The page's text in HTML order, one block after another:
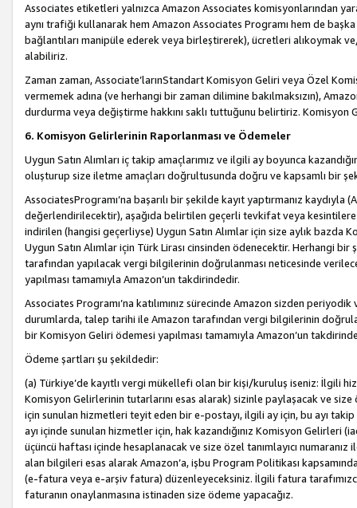
Associates etiketleri yalnızca Amazon Associates komisyonlarından
aynı trafiği kullanarak hem Amazon Associates Programı hem de
bağlantıları manipüle ederek veya birleştirerek), ücretleri alıkoymak
alabiliriz.
Zaman zaman, Associate’larınStandart Komisyon Geliri veya Özel
vermemek adına (ve herhangi bir zaman dilimine bakılmaksızın),
durdurma veya değiştirme hakkını saklı tuttuğunu belirtiriz. Komisyon
6. Komisyon Gelirlerinin Raporlanması ve Ödemeler
Uygun Satın Alımları iç takip amaçlarımız ve ilgili ay boyunca
oluşturup size iletme amaçları doğrultusunda doğru ve kapsamlı bir
AssociatesProgramı’na başarılı bir şekilde kayıt yaptırmanız
değerlendirilecektir), aşağıda belirtilen geçerli tevkifat veya
indirilen (hangisi geçerliyse) Uygun Satın Alımlar için size aylık
Uygun Satın Alımlar için Türk Lirası cinsinden ödenecektir. Herhangi
tarafından yapılacak vergi bilgilerinin doğrulanması neticesinde
yapılması tamamıyla Amazon’un takdirindedir.
Associates Programı’na katılımınız sürecinde Amazon sizden
durumlarda, talep tarihi ile Amazon tarafından vergi bilgilerinin
bir Komisyon Geliri ödemesi yapılması tamamıyla Amazon’un
Ödeme şartları şu şekildedir:
(a) Türkiye’de kayıtlı vergi mükellefi olan bir kişi/kuruluş iseniz: İlgili
Komisyon Gelirlerinin tutarlarını esas alarak) sizinle paylaşacak ve
için sunulan hizmetleri teyit eden bir e-postayı, ilgili ay için, bu ayı
ayı içinde sunulan hizmetler için, hak kazandığınız Komisyon Gelirleri
üçüncü haftası içinde hesaplanacak ve size özel tanımlayıcı
alan bilgileri esas alarak Amazon’a, işbu Program Politikası
(e-fatura veya e-arşiv fatura) düzenleyeceksiniz. İlgili fatura
faturanın onaylanmasına istinaden size ödeme yapacağız.